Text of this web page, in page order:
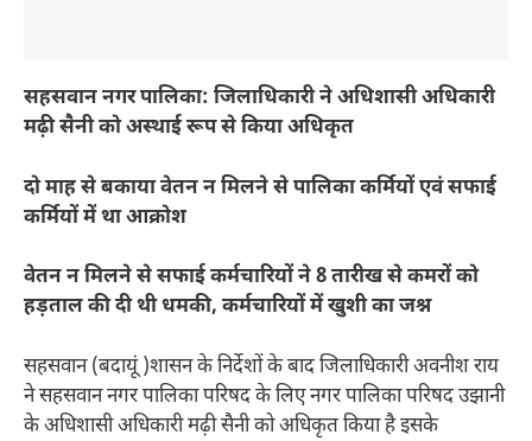
सहसवान नगर पालिका: जिलाधिकारी ने अधिशासी अधिकारी
मढ़ी सैनी को अस्थाई रूप से किया अधिकृत
दो माह से बकाया वेतन न मिलने से पालिका कर्मियों एवं सफाई
कर्मियों में था आक्रोश
वेतन न मिलने से सफाई कर्मचारियों ने 8 तारीख से कमरों को
हड़ताल की दी थी धमकी, कर्मचारियों में खुशी का जश्न
सहसवान (बदायूं )शासन के निर्देशों के बाद जिलाधिकारी अवनीश राय
ने सहसवान नगर पालिका परिषद के लिए नगर पालिका परिषद उझानी
के अधिशासी अधिकारी मढ़ी सैनी को अधिकृत किया है इसके